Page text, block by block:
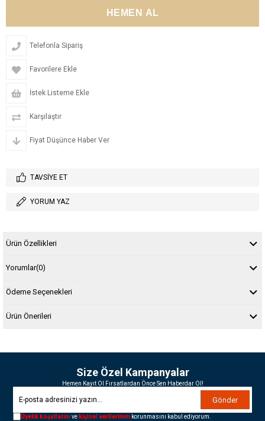
Telefonla Sipariş
Favorilere Ekle
İstek Listeme Ekle
Karşılaştır
Fiyat Düşünce Haber Ver
TAVSIYE ET
YORUM YAZ
Ürün Özellikleri
Yorumlar(0)
Ödeme Seçenekleri
Ürün Önerileri
Size Özel Kampanyalar
Hemen Kayıt Ol Fırsatlardan Önce Sen Haberdar Ol!
Gönder
Üyelik koşullarınıve kişisel verilerimin korunmasını kabul ediyorum.